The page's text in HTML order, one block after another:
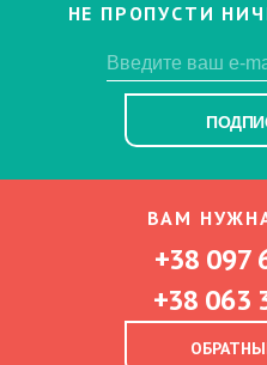
НЕ ПРОПУСТИ
ВАМ
+38 097
+38 063